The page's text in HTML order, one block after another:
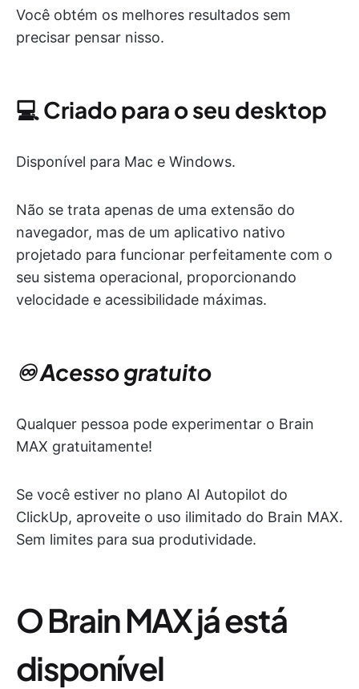
Você obtém os melhores resultados sem
precisar pensar nisso.
💻 Criado para o seu desktop
Disponível para Mac e Windows.
Não se trata apenas de uma extensão do
navegador, mas de um aplicativo nativo
projetado para funcionar perfeitamente com o
seu sistema operacional, proporcionando
velocidade e acessibilidade máximas.
♾️ Acesso gratuito
Qualquer pessoa pode experimentar o Brain
MAX gratuitamente!
Se você estiver no plano AI Autopilot do
ClickUp, aproveite o uso ilimitado do Brain MAX.
Sem limites para sua produtividade.
O Brain MAX já está
disponível